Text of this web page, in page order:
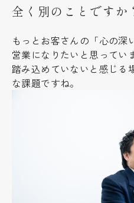
全く別のことですか
もっとお客さんの「心の深
営業になりたいと思ってい
踏み込めていないと感じる
な課題ですね。